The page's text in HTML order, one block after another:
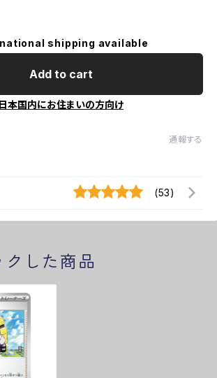
shipping available
Add to cart
日本国内にお住まいの方向け
通報する
(53)
した商品